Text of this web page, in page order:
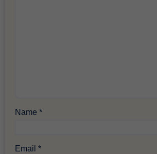
Name*
Email*